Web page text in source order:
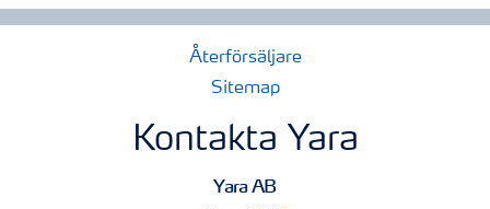
Återförsäljare
Sitemap
Kontakta Yara
Yara AB